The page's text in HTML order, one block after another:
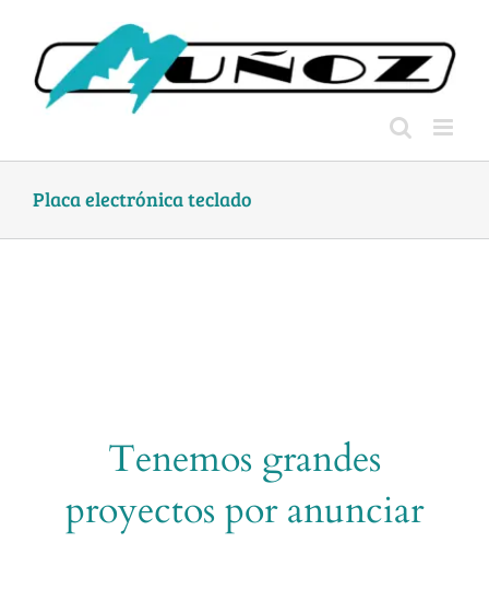
content
Placa electrónica teclado
Tenemos grandes
proyectos por anunciar